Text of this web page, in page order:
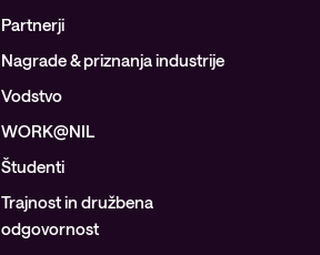
Partnerji
Nagrade & priznanja industrije
Vodstvo
WORK@NIL
Študenti
Trajnost in družbena
odgovornost